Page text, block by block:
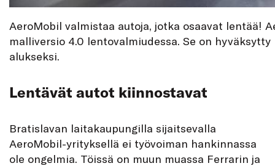
AeroMobil valmistaa autoja, jotka osaavat lentää!
malliversio 4.0 lentovalmiudessa. Se on hyväksytty
alukseksi.
Lentävät autot kiinnostavat
Bratislavan laitakaupungilla sijaitsevalla
AeroMobil-yrityksellä ei työvoiman hankinnassa
ole ongelmia. Töissä on muun muassa Ferrarin ja